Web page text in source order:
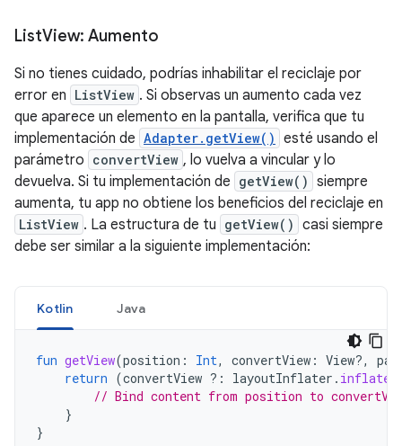
ListView: Aumento
Si no tienes cuidado, podrías inhabilitar el reciclaje por
error en ListView . Si observas un aumento cada vez
que aparece un elemento en la pantalla, verifica que tu
implementación de Adapter.getView() esté usando el
parámetro convertView , lo vuelva a vincular y lo
devuelva. Si tu implementación de getView() siempre
aumenta, tu app no obtiene los beneficios del reciclaje en
ListView . La estructura de tu getView() casi siempre
debe ser similar a la siguiente implementación:
Kotlin Java
fun getView(position : Int, convertView : View?,
return (convertView ?: layoutInflater . inflate
// Bind content from position to
}
}